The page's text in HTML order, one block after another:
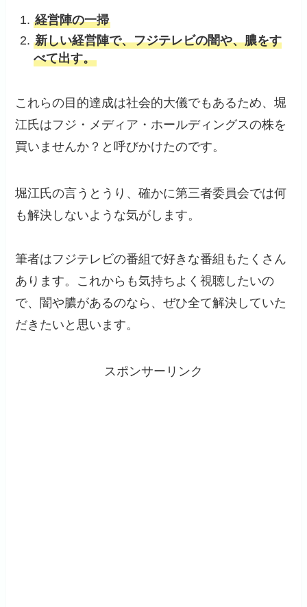
経営陣の一掃
新しい経営陣で、フジテレビの闇や、膿をす
べて出す。
これらの目的達成は社会的大儀でもあるため、堀
江氏はフジ・メディア・ホールディングスの株を
買いませんか？と呼びかけたのです。
堀江氏の言うとうり、確かに第三者委員会では何
も解決しないような気がします。
筆者はフジテレビの番組で好きな番組もたくさん
あります。これからも気持ちよく視聴したいの
で、闇や膿があるのなら、ぜひ全て解決していた
だきたいと思います。
スポンサーリンク